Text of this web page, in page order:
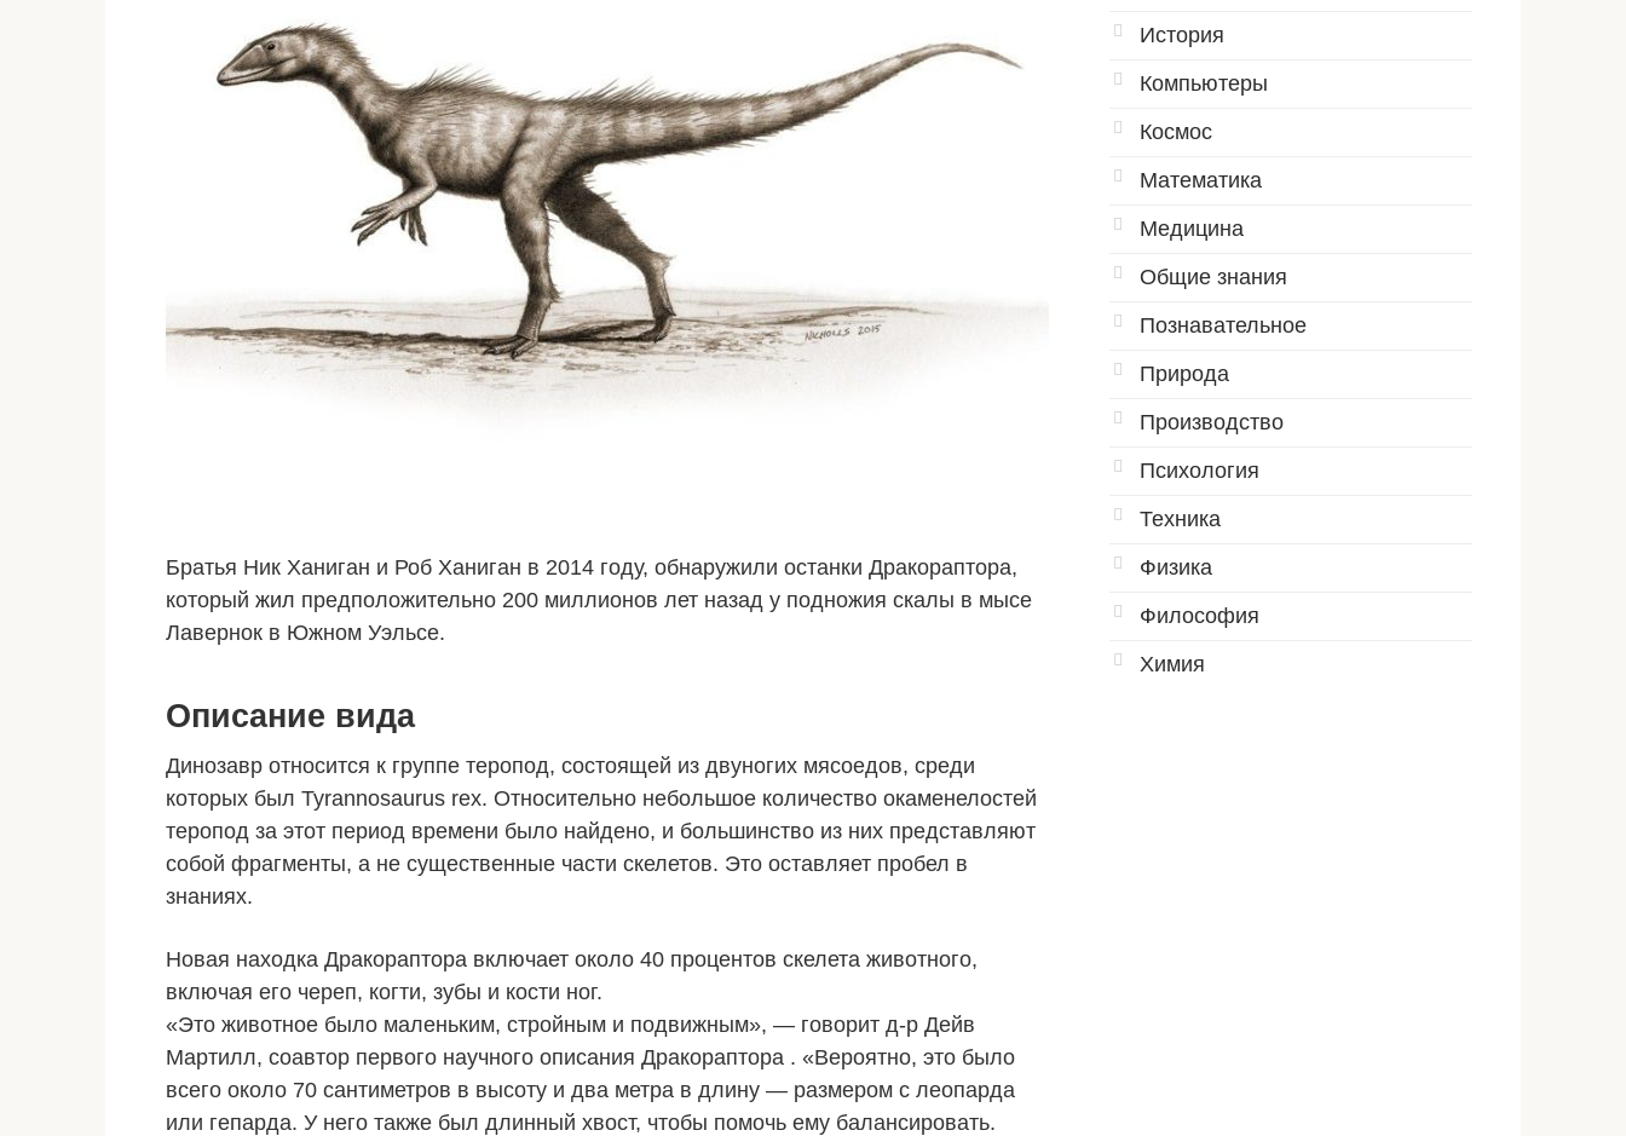
Братья Ник Ханиган и Роб Ханиган в 2014 году, обнаружили останки Дракораптора,
который жил предположительно 200 миллионов лет назад у подножия скалы в мысе
Лавернок в Южном Уэльсе.
Описание вида
Динозавр относится к группе теропод, состоящей из двуногих мясоедов, среди
которых был Tyrannosaurus rex. Относительно небольшое количество окаменелостей
теропод за этот период времени было найдено, и большинство из них представляют
собой фрагменты, а не существенные части скелетов. Это оставляет пробел в
знаниях.
Новая находка Дракораптора включает около 40 процентов скелета животного,
включая его череп, когти, зубы и кости ног.
«Это животное было маленьким, стройным и подвижным», — говорит д-р Дейв
Мартилл, соавтор первого научного описания Дракораптора . «Вероятно, это было
всего около 70 сантиметров в высоту и два метра в длину — размером с леопарда
или гепарда. У него также был длинный хвост, чтобы помочь ему балансировать.
История
Компьютеры
Космос
Математика
Медицина
Общие знания
Познавательное
Природа
Производство
Психология
Техника
Физика
Философия
Химия